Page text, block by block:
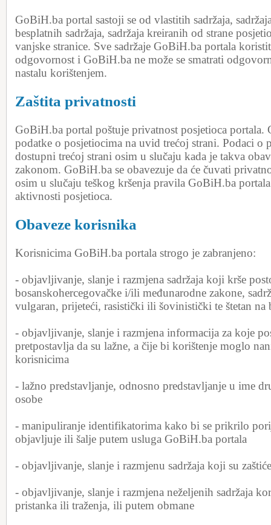
GoBiH.ba portal sastoji se od vlastitih sadržaja,
besplatnih sadržaja, sadržaja kreiranih od strane
vanjske stranice. Sve sadržaje GoBiH.ba portala
odgovornost i GoBiH.ba ne može se smatrati
nastalu korištenjem.
Zaštita privatnosti
GoBiH.ba portal poštuje privatnost posjetioca portala.
podatke o posjetiocima na uvid trećoj strani. Podaci o
dostupni trećoj strani osim u slučaju kada je takva
zakonom. GoBiH.ba se obavezuje da će čuvati
osim u slučaju teškog kršenja pravila GoBiH.ba
aktivnosti posjetioca.
Obaveze korisnika
Korisnicima GoBiH.ba portala strogo je zabranjeno:
- objavljivanje, slanje i razmjena sadržaja koji krše
bosanskohercegovačke i/ili međunarodne zakone,
vulgaran, prijeteći, rasistički ili šovinistički te štetan
- objavljivanje, slanje i razmjena informacija za koje
pretpostavlja da su lažne, a čije bi korištenje moglo
korisnicima
- lažno predstavljanje, odnosno predstavljanje u ime
osobe
- manipuliranje identifikatorima kako bi se prikrilo
objavljuje ili šalje putem usluga GoBiH.ba portala
- objavljivanje, slanje i razmjenu sadržaja koji su
- objavljivanje, slanje i razmjena neželjenih sadržaja
pristanka ili traženja, ili putem obmane